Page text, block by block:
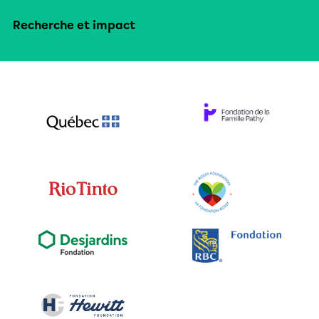
Recherche et impact